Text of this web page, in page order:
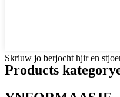
Skriuw jo berjocht hjir en
Products